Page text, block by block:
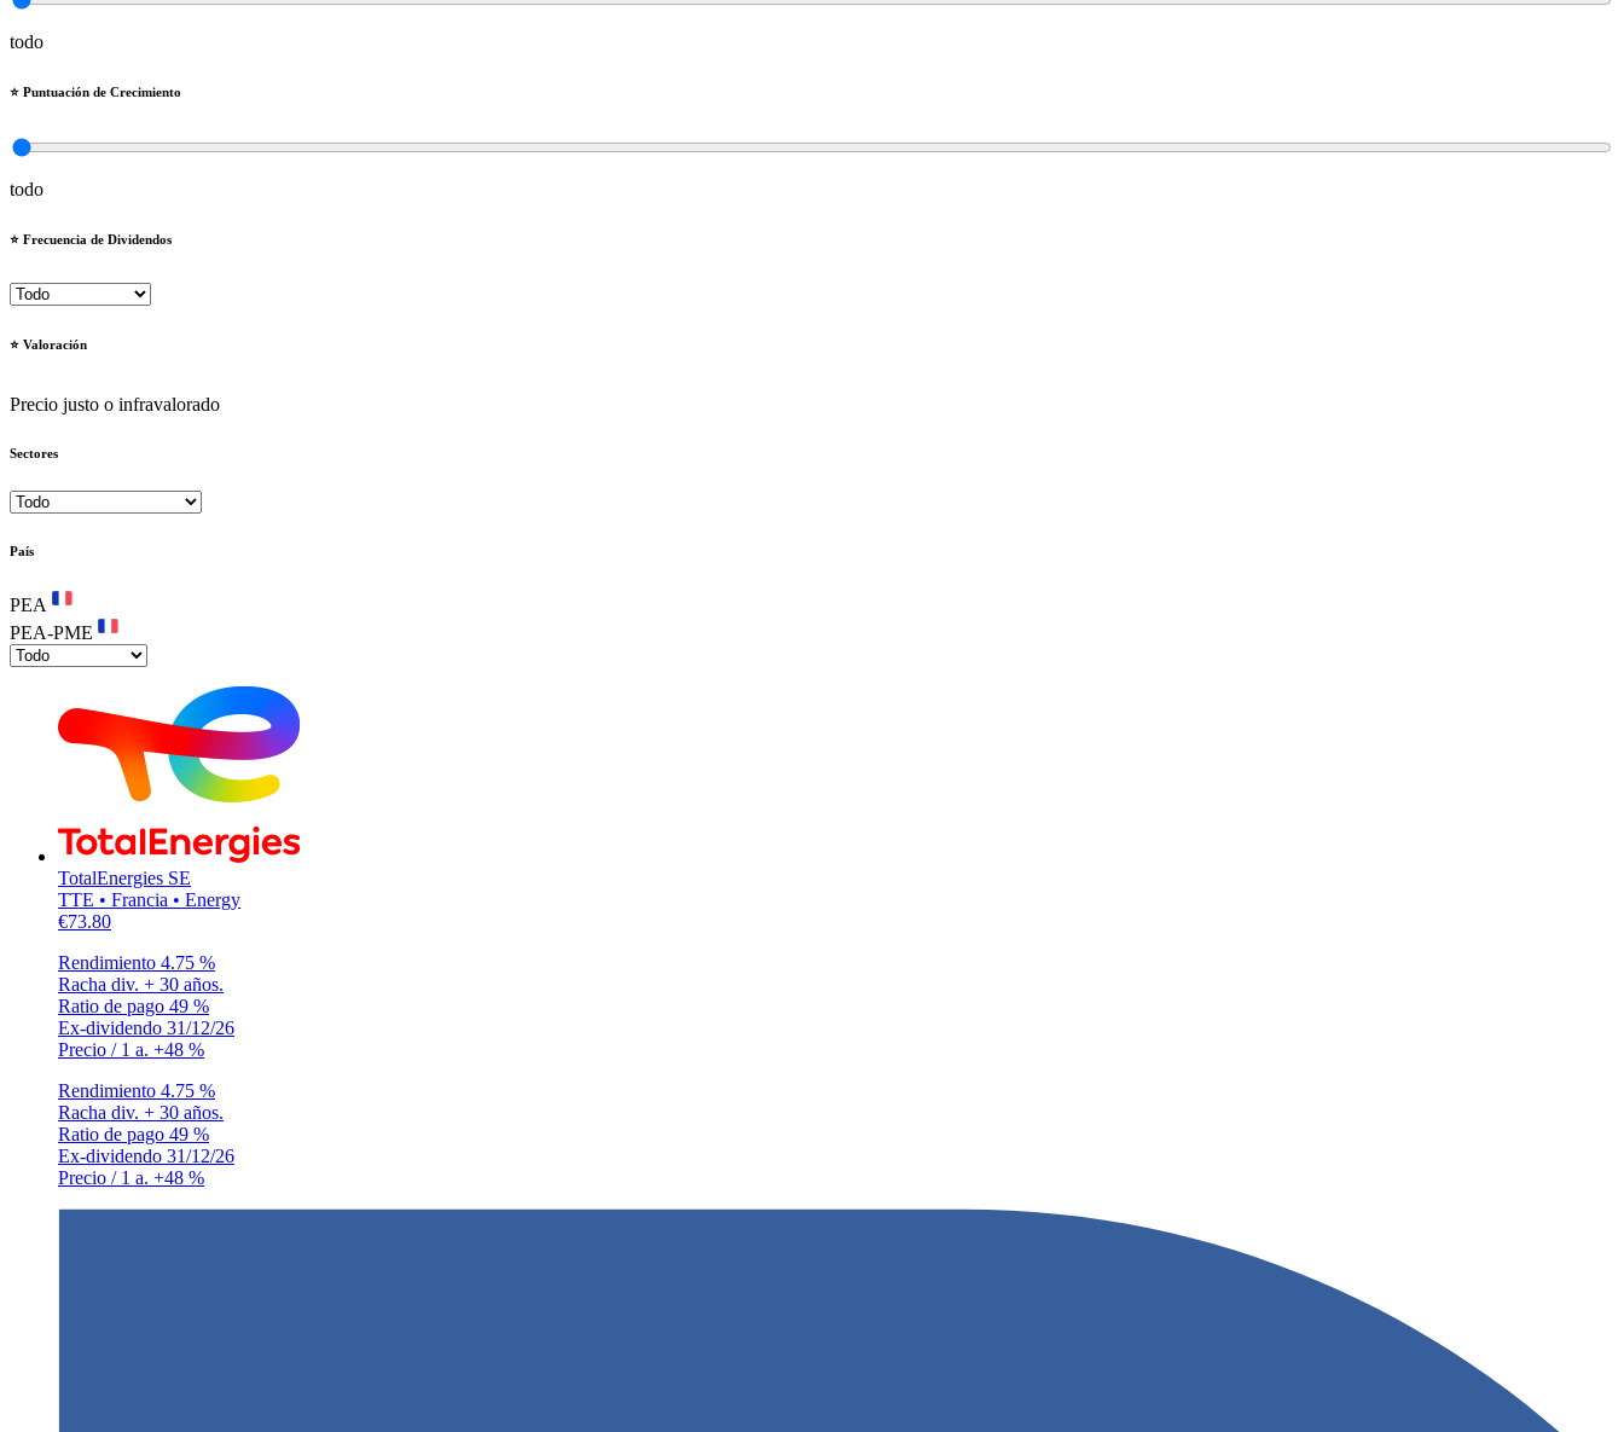
todo
⭐️ Puntuación de Crecimiento
todo
⭐️ Frecuencia de Dividendos
⭐️ Valoración
Precio justo o infravalorado
Sectores
País
PEA
PEA-PME
TotalEnergies SE
TTE • Francia • Energy
€73.80
Rendimiento 4.75 %
Racha div. + 30 años.
Ratio de pago 49 %
Ex-dividendo 31/12/26
Precio / 1 a. +48 %
Rendimiento 4.75 %
Racha div. + 30 años.
Ratio de pago 49 %
Ex-dividendo 31/12/26
Precio / 1 a. +48 %